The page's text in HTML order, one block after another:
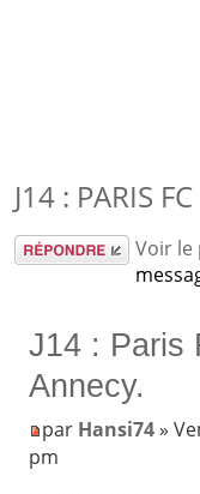
J14 : PARIS
Répondre Voir le
J14 : Paris
Annecy.
par Hansi74»
pm